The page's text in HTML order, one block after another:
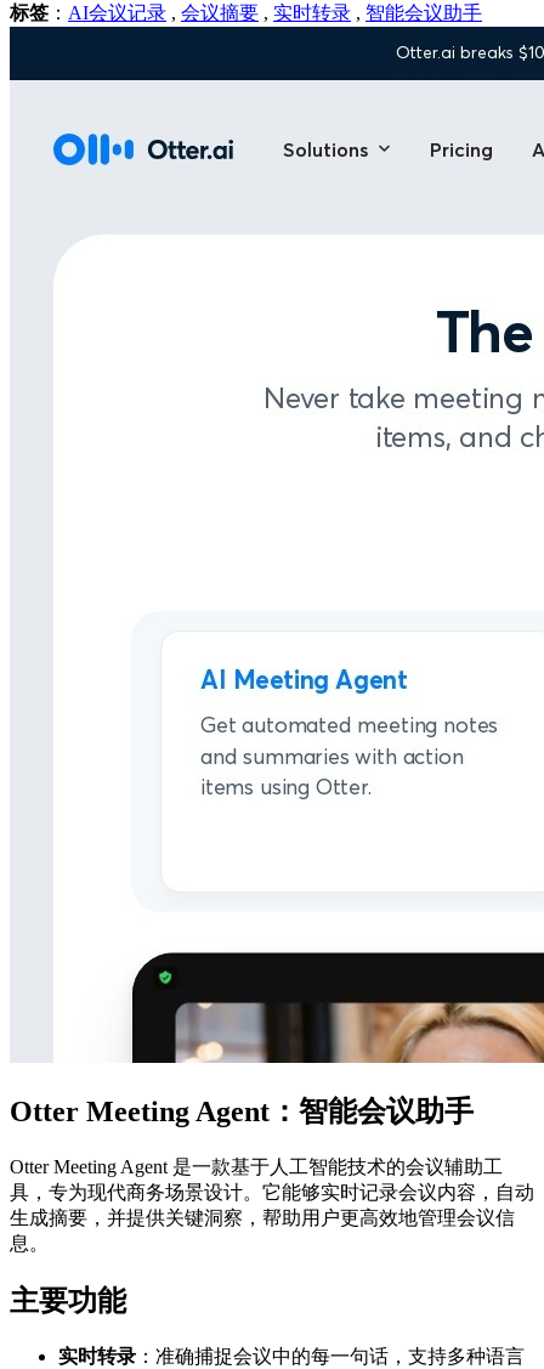
标签 ： AI会议记录 , 会议摘要 , 实时转录 , 智能会议助手
Otter Meeting Agent：智能会议助手
Otter Meeting Agent 是一款基于人工智能技术的会议辅助工
具，专为现代商务场景设计。它能够实时记录会议内容，自动
生成摘要，并提供关键洞察，帮助用户更高效地管理会议信
息。
主要功能
实时转录 ：准确捕捉会议中的每一句话，支持多种语言